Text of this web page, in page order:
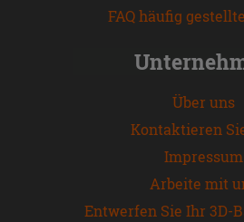
FAQ häufig
Über uns
Kontaktieren
Impressum
Arbeite mit
Entwerfen Sie Ihr 3D-